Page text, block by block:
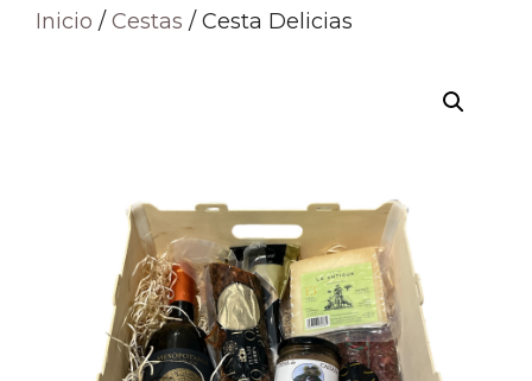
Inicio / Cestas / Cesta Delicias